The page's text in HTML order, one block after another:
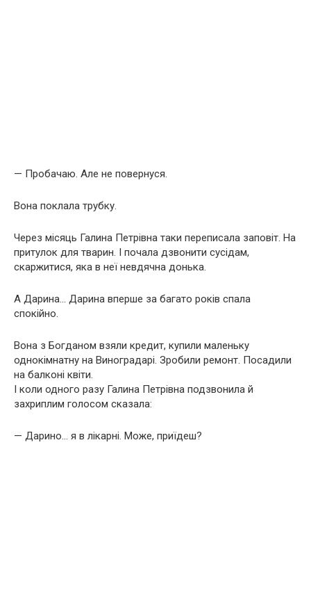
— Пробачаю. Але не повернуся.
Вона поклала трубку.
Через місяць Галина Петрівна таки переписала заповіт. На
притулок для тварин. І почала дзвонити сусідам,
скаржитися, яка в неї невдячна донька.
А Дарина… Дарина вперше за багато років спала
спокійно.
Вона з Богданом взяли кредит, купили маленьку
однокімнатну на Виноградарі. Зробили ремонт. Посадили
на балконі квіти.
І коли одного разу Галина Петрівна подзвонила й
захриплим голосом сказала:
— Дарино… я в лікарні. Може, приїдеш?